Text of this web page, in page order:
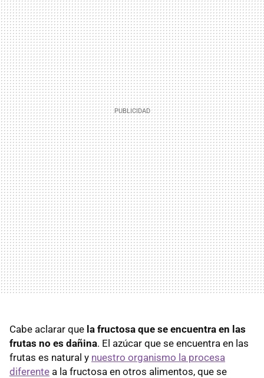
Cabe aclarar que la fructosa que se encuentra en las
frutas no es dañina. El azúcar que se encuentra en las
frutas es natural y nuestro organismo la procesa
diferente a la fructosa en otros alimentos, que se